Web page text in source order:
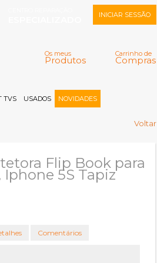
Carrinho de
Compras
Os meus
Produtos
INICIAR SESSÃO
Memorizar
Registar |
TVS USADOS NOVIDADES
Voltar
Flip Book para
Iphone 5S Tapiz
Comentários